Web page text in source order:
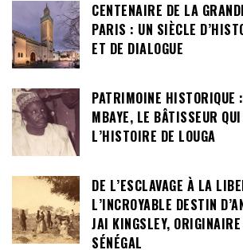
CENTENAIRE DE LA
PARIS : UN SIÈCLE
ET DE DIALOGUE
PATRIMOINE HISTORIQUE
MBAYE, LE BÂTISSEUR QUI
L’HISTOIRE DE LOUGA
DE L’ESCLAVAGE À LA
L’INCROYABLE DESTIN
JAI KINGSLEY, ORIGINAIRE
SÉNÉGAL